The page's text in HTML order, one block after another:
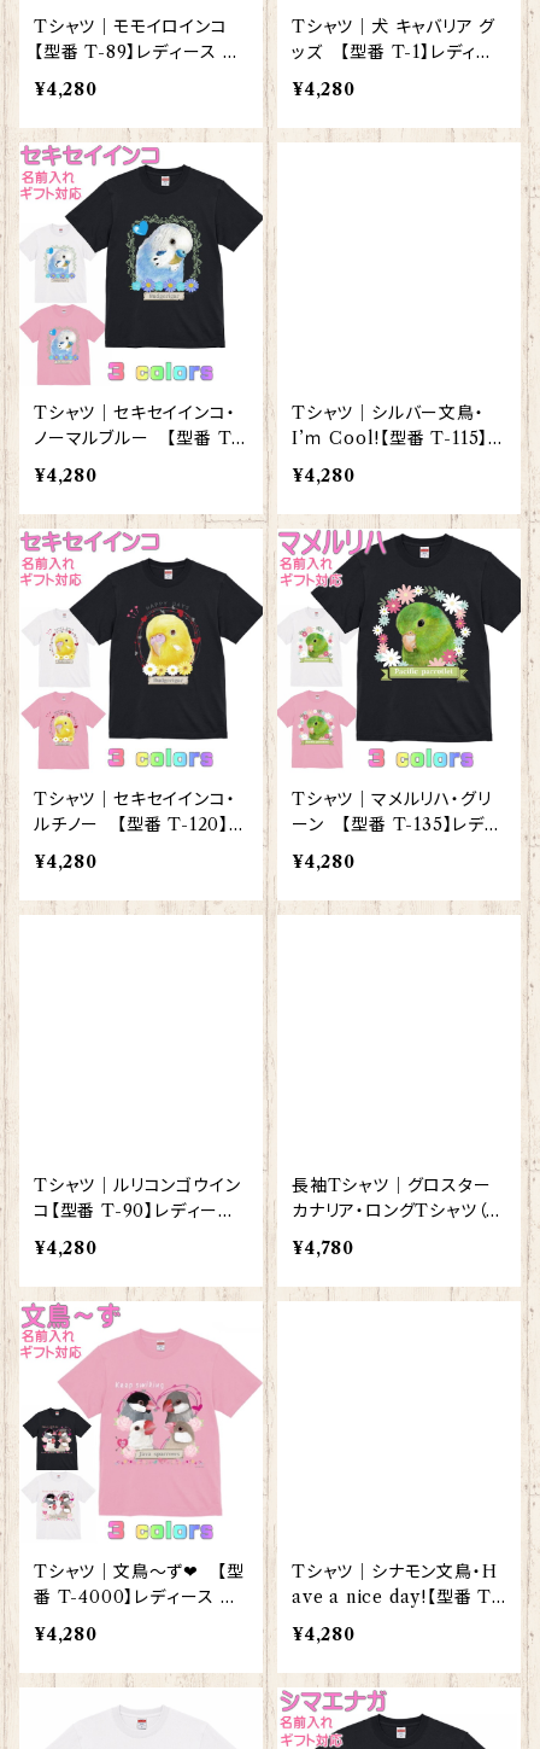
Tシャツ｜モモイロインコ
【型番 T-89】レディース メ
ンズ グッズ
¥4,280
Tシャツ｜犬 キャバリア グ
ッズ 【型番 T-1】レディー
ス メンズ グッズ
¥4,280
Tシャツ｜セキセイインコ・
ノーマルブルー 【型番 T-1
21】レディース メンズ グッ
ズ
¥4,280
Tシャツ｜シルバー文鳥・
I’ｍ Cool!【型番 T-115】レ
ディース メンズ グッズ
¥4,280
Tシャツ｜セキセイインコ・
ルチノー 【型番 T-120】レ
ディース メンズ グッズ
¥4,280
Tシャツ｜マメルリハ・グリ
ーン 【型番 T-135】レディ
ース メンズ グッズ
¥4,280
Tシャツ｜ルリコンゴウイン
コ【型番 T-90】レディース
メンズ グッズ
¥4,280
長袖Tシャツ｜グロスター
カナリア・ロングTシャツ（ブ
ラック）【型番 LT-95】KYA
PIArt きゃぴあーと
¥4,780
Tシャツ｜文鳥～ず❤ 【型
番 T-4000】レディース メ
ンズ グッズ
¥4,280
Tシャツ｜シナモン文鳥・H
ave a nice day!【型番 T-
66】レディース メンズ グッ
ズ
¥4,280